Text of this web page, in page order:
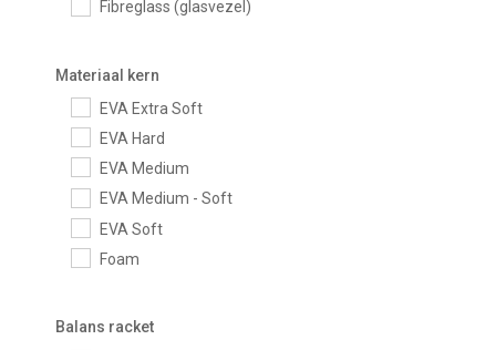
Fibreglass (glasvezel)
Materiaal kern
EVA Extra Soft
EVA Hard
EVA Medium
EVA Medium - Soft
EVA Soft
Foam
Balans racket